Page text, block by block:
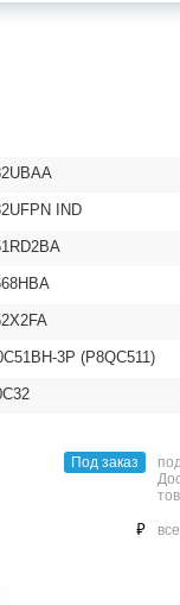
IND
3P (P8QC511)
Под заказ
⃏